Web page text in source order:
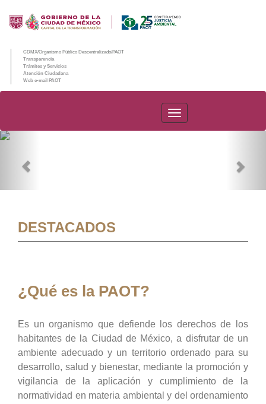
CDMX/Organismo Público Descentralizado/PAOT
Transparencia
Trámites y Servicios
Atención Ciudadana
Web e-mail PAOT
PAOT
DESTACADOS
¿Qué es la PAOT?
Es un organismo que defiende los derechos de los
habitantes de la Ciudad de México, a disfrutar de un
ambiente adecuado y un territorio ordenado para su
desarrollo, salud y bienestar, mediante la promoción y
vigilancia de la aplicación y cumplimiento de la
normatividad en materia ambiental y del ordenamiento